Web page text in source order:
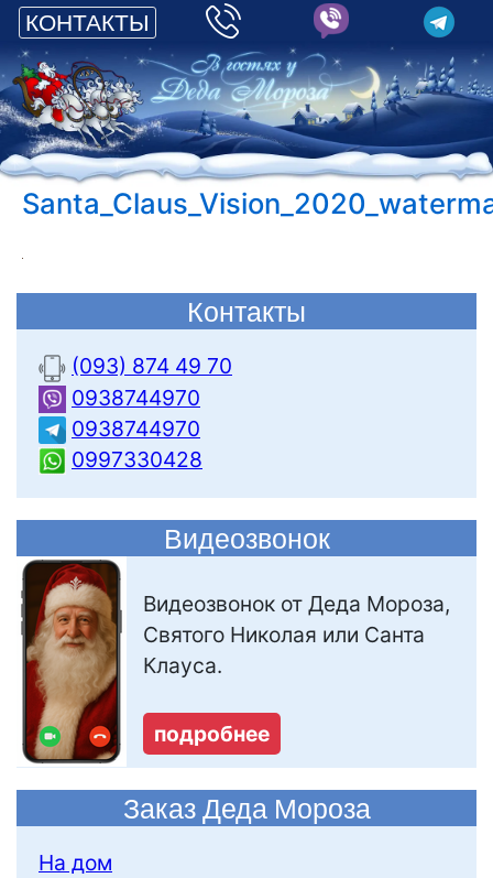
КОНТАКТЫ
Контакты
(093) 874 49 70
0938744970
0938744970
0997330428
Видеозвонок
Видеозвонок от Деда Мороза,
Святого Николая или Санта
Клауса.
подробнее
Заказ Деда Мороза
На дом